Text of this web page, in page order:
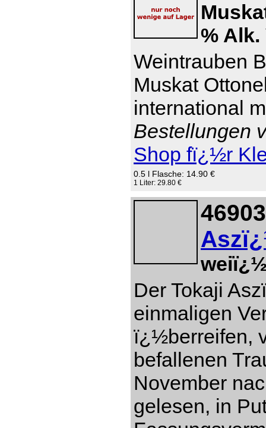
% Alk.
Weintrauben
Muskat
international
Bestellungen
Shop fï¿½r
0.5 l Flasche: 14.90 €
1 Liter: 29.80 €
Der Tokaji
einmaligen
ï¿½berreifen,
befallenen
November
gelesen, in